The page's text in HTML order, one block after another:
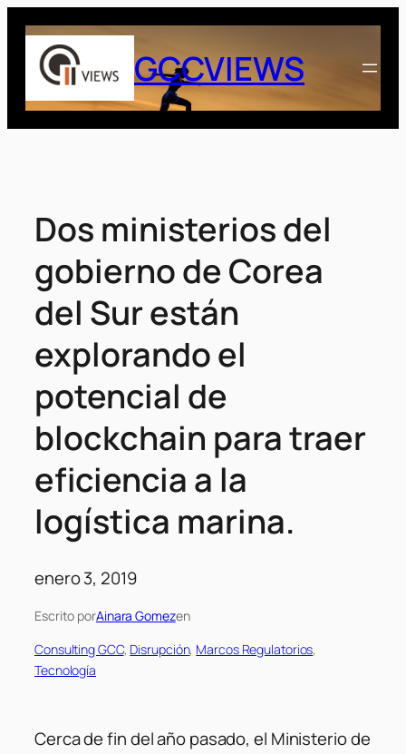
Saltar
contenido
GCCVIEWS
Dos ministerios del
gobierno de Corea
del Sur están
explorando el
potencial de
blockchain para traer
eficiencia a la
logística marina.
enero 3, 2019
Escrito porAinara Gomezen
Consulting GCC, Disrupción, Marcos Regulatorios
Tecnología
Cerca de fin del año pasado, el Ministerio de